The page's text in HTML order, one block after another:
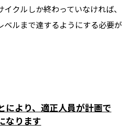
クルしか終わっていなければ、
ベルまで達するようにする必要が
により、適正人員が計画で
なります